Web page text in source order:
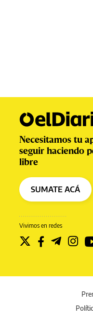
Vivimos en redes
Necesitamos tu
seguir haciendo
libre
SUMATE ACÁ